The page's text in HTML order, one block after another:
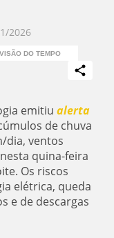
2026
DO TEMPO
emitiualerta
de chuva
dia, ventos
quina-feira
Os riscos
elétrica, queda
e de descargas